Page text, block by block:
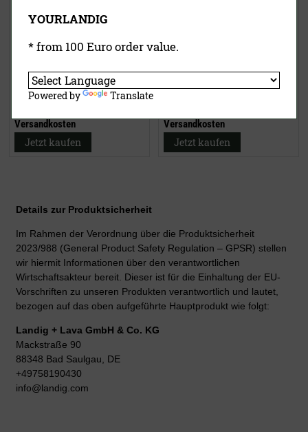
230,00 €(UVP)
189,00 €
Versandkosten
Jetzt kaufen
Versandkosten
Jetzt kaufen
Details zur Produktsicherheit
Im Rahmen der Verordnung über die Produktsicherheit
2023/988 (General Product Safety Regulation – GPSR) stellen
wir hiermit Informationen über den verantwortlichen
Wirtschaftsakteur bereit. Dieser ist für die Einhaltung der EU-
Vorschriften zu unseren Produkten verantwortlich und lautet,
bezogen auf das oben aufgeführte Hauptprodukt wie folgt:
Landig + Lava GmbH & Co. KG
Mackstraße 90
88348 Bad Saulgau, DE
+49758190430
info@landig.com
YOURLANDIG
* from 100 Euro order value.
Powered by Translate